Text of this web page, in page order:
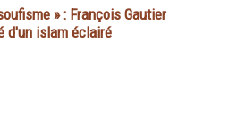
» : François Gautier
d'un islam éclairé